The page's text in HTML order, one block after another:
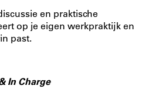
en praktische
op je eigen werkpraktijk en
past.
In Charge